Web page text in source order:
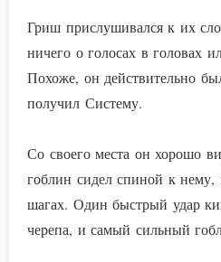
Гриш прислушивался к их
ничего о голосах в головах
Похоже, он действительно
получил Систему.
Со своего места он хорошо
гоблин сидел спиной к нему,
шагах. Один быстрый удар
черепа, и самый сильный